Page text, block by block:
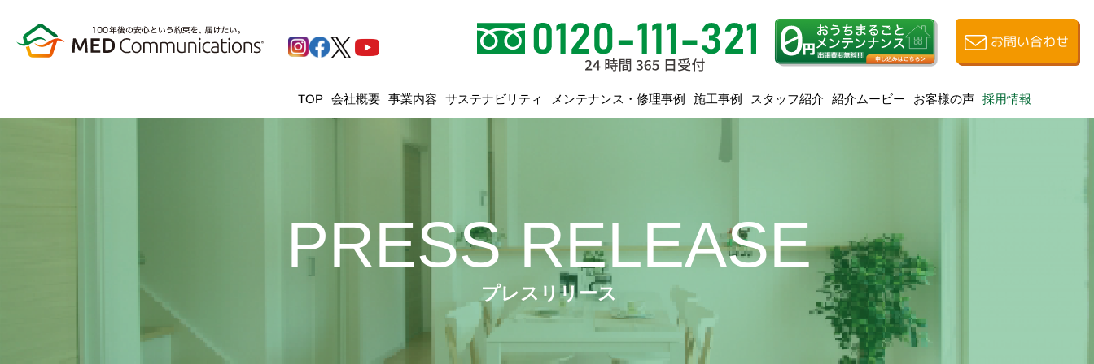
お問い合わせ
TOP 会社概要 事業内容 サステナビリティ メンテナンス・修理事例 施工事例 スタッフ紹介 紹介ムービー お客様の声 採用情報
PRESS RELEASE
プレスリリース